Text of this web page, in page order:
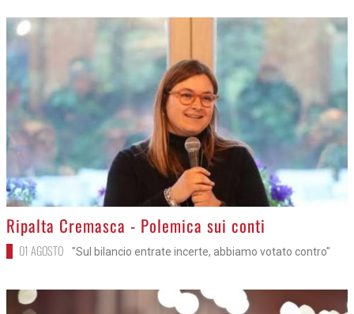
>
Ripalta Cremasca - Polemica sui conti
01 AGOSTO "Sul bilancio entrate incerte, abbiamo votato contro"